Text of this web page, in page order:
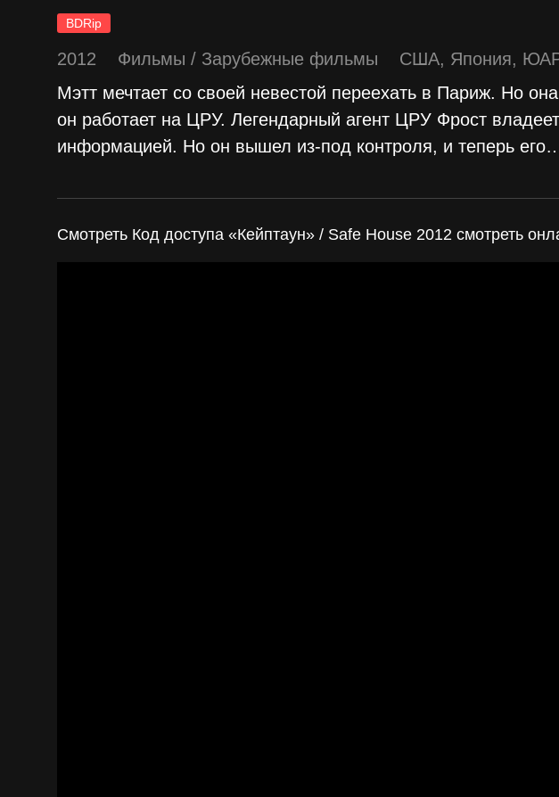
BDRip
2012 Фильмы / Зарубежные фильмы США, Япония,
Мэтт мечтает со своей невестой переехать в Париж. Но
он работает на ЦРУ. Легендарный агент ЦРУ Фрост
информацией. Но он вышел из-под контроля, и теперь его
Смотреть Код доступа «Кейптаун» / Safe House 2012 смотреть